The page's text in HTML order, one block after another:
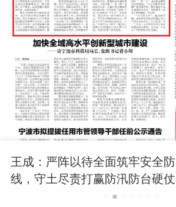
王成：严阵以待全面筑牢安全防
线，守土尽责打赢防汛防台硬仗